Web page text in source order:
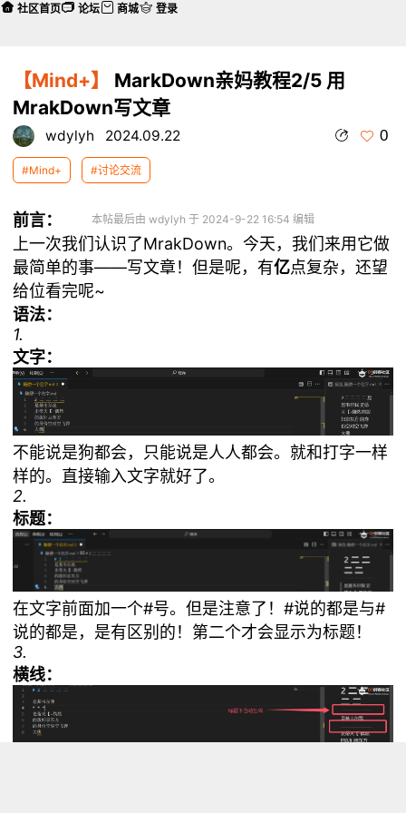
【Mind+】
MarkDown亲妈教程2/5 用
MrakDown写文章
wdylyh 2024.09.22 0
#Mind+ #讨论交流
本帖最后由 wdylyh 于 2024-9-22 16:54 编辑
前言：
上一次我们认识了MrakDown。今天，我们来用它做
最简单的事——写文章！但是呢，有亿点复杂，还望
给位看完呢~
语法：
1.
文字：
不能说是狗都会，只能说是人人都会。就和打字一样
样的。直接输入文字就好了。
2.
标题：
在文字前面加一个#号。但是注意了！#说的都是与#
说的都是，是有区别的！第二个才会显示为标题！
3.
横线：
社区首页 论坛 商城 登录